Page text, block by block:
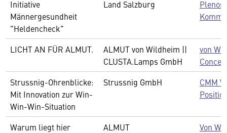
Initiative
Männergesundheit
"Heldencheck"
Land Salzburg
LICHT AN FÜR ALMUT.
ALMUT von Wildheim ||
CLUSTA.Lamps GmbH
von
Strussnig-Ohrenblicke:
Mit Innovation zur Win-
Win-Win-Situation
Strussnig GmbH
CMM
Warum liegt hier
ALMUT Von